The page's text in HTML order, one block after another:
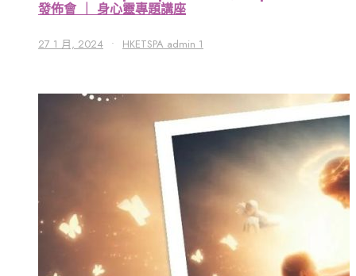
發佈會 ｜ 身心靈專題講座
27 1 月, 2024 • HKETSPA admin 1